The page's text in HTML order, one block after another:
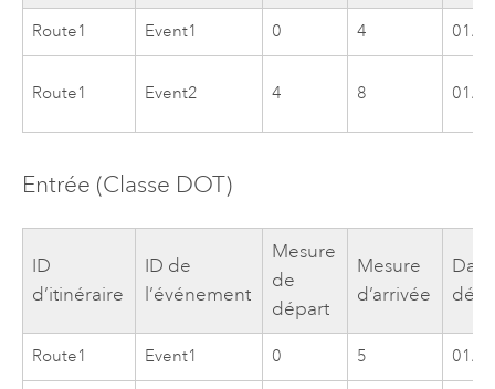
Route1 Event1 0 4 01/
Route1 Event2 4 8 01/
Entrée (Classe DOT)
ID
d’itinéraire
ID de
l’événement
Mesure
de
départ
Mesure
d’arrivée
Route1 Event1 0 5 01/